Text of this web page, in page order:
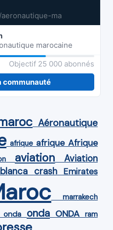
ma
marocaine
Objectif 25 000 abonnés
communauté
Aéronautique
afrique afrique Afrique
aviation Aviation
crash Emirates
marrakech
onda onda ONDA ram